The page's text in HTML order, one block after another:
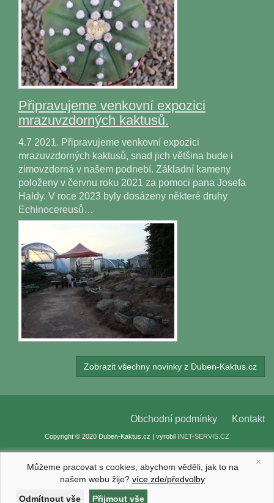
Připravujeme venkovní expozici
mrazuvzdorných kaktusů.
4.7 2021. Připravujeme venkovní expozici
mrazuvzdorných kaktusů, snad jich většina bude i
zimovzdorná v našem podnebí. Základní kameny
položeny v červnu roku 2021 za pomoci pana Josefa
Haldy. V roce 2023 byly dosázeny některé druhy
Echinocereusů…
Zobrazit všechny novinky z Duben-Kaktus.cz
Obchodní podmínky Kontakt
Copyright © 2020 Duben-Kaktus.cz | vyrobil INET-SERVIS.CZ
×
Můžeme pracovat s cookies, abychom věděli, jak to na
našem webu žije? více zde/předvolby